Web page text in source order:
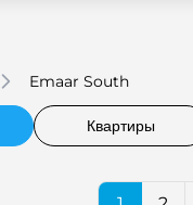
Emaar South
Квартиры